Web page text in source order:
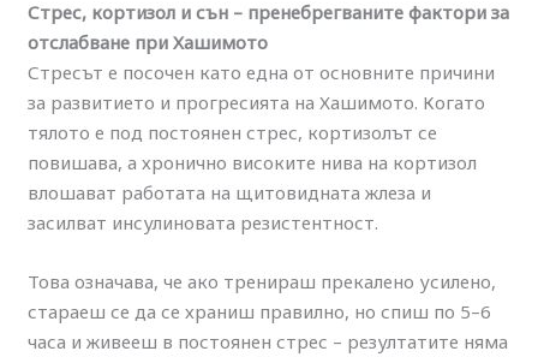
Стрес, кортизол и сън – пренебрегваните фактори за
отслабване при Хашимото
Стресът е посочен като една от основните причини
за развитието и прогресията на Хашимото. Когато
тялото е под постоянен стрес, кортизолът се
повишава, а хронично високите нива на кортизол
влошават работата на щитовидната жлеза и
засилват инсулиновата резистентност.
Това означава, че ако тренираш прекалено усилено,
стараеш се да се храниш правилно, но спиш по 5–6
часа и живееш в постоянен стрес – резултатите няма